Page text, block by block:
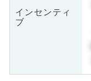
インセンティ
ブ